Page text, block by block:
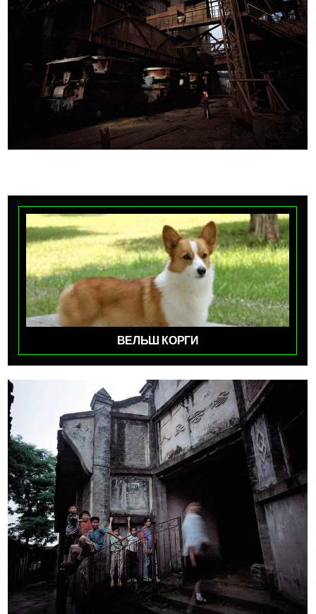
ВЕЛЬШ КОРГИ